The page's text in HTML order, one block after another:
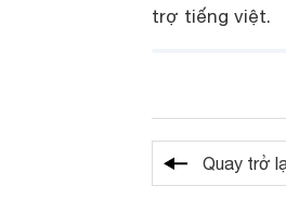
trợ tiếng việt.
Quay trở